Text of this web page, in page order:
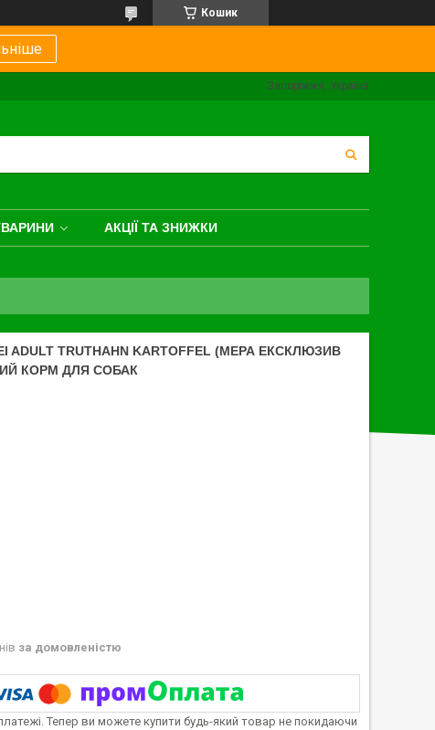
Кошик
Запоріжжя, Україна
АКЦІЇ ТА ЗНИЖКИ
ADULT TRUTHAHN KARTOFFEL (МЕРА ЕКСКЛЮЗИВ
КОРМ ДЛЯ СОБАК
за домовленістю
Тепер ви можете купити будь-який товар не покидаючи